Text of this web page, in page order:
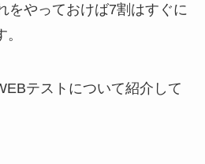
をやっておけば7割はすぐに
テストについて紹介して